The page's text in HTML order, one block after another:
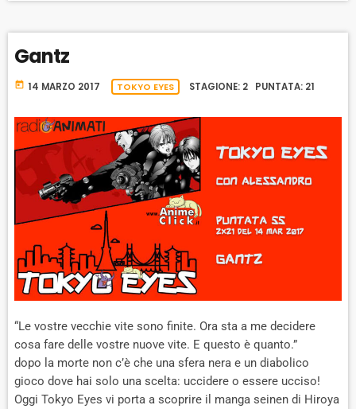
A
A
K
A
T
E
K
A
D
S
W
R
Gantz
today 14 MARZO 2017 TOKYO EYES STAGIONE: 2 PUNTATA: 21
“Le vostre vecchie vite sono finite. Ora sta a me decidere
cosa fare delle vostre nuove vite. E questo è quanto.”
dopo la morte non c’è che una sfera nera e un diabolico
gioco dove hai solo una scelta: uccidere o essere ucciso!
Oggi Tokyo Eyes vi porta a scoprire il manga seinen di Hiroya